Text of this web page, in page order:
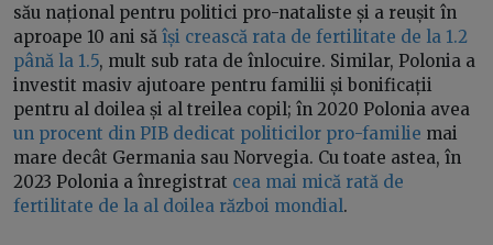
său național pentru politici pro-nataliste și a reușit în
aproape 10 ani să își crească rata de fertilitate de la 1.2
până la 1.5, mult sub rata de înlocuire. Similar, Polonia a
investit masiv ajutoare pentru familii și bonificații
pentru al doilea și al treilea copil; în 2020 Polonia avea
un procent din PIB dedicat politicilor pro-familie mai
mare decât Germania sau Norvegia. Cu toate astea, în
2023 Polonia a înregistrat cea mai mică rată de
fertilitate de la al doilea război mondial .